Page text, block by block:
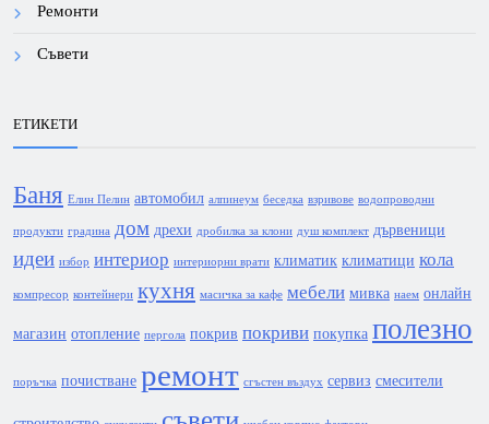
Ремонти
Съвети
ЕТИКЕТИ
Баня Елин Пелин автомобил алпинеум беседка взривове водопроводни
продукти градина дом дрехи дробилка за клони душ комплект дървеници
идеи избор интериор интериорни врати климатик климатици кола
компресор контейнери кухня масичка за кафе мебели мивка наем онлайн
магазин отопление пергола покрив покриви покупка полезно
поръчка почистване ремонт сгъстен въздух сервиз смесители